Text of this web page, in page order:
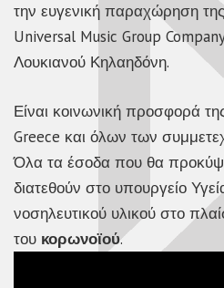
την ευγενική παραχώρηση
Universal Music Group
Λουκιανού Κηλαηδόνη.
Είναι κοινωνική προσφορά
Greece και όλων των
Όλα τα έσοδα που θα
διατεθούν στο υπουργείο
νοσηλευτικού υλικού στο
του κορωνοϊού.